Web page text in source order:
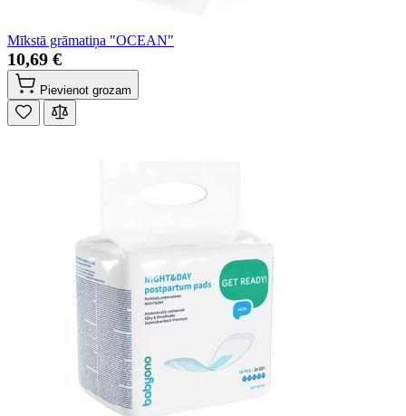
Mīkstā grāmatiņa "OCEAN"
10,69 €
Pievienot grozam